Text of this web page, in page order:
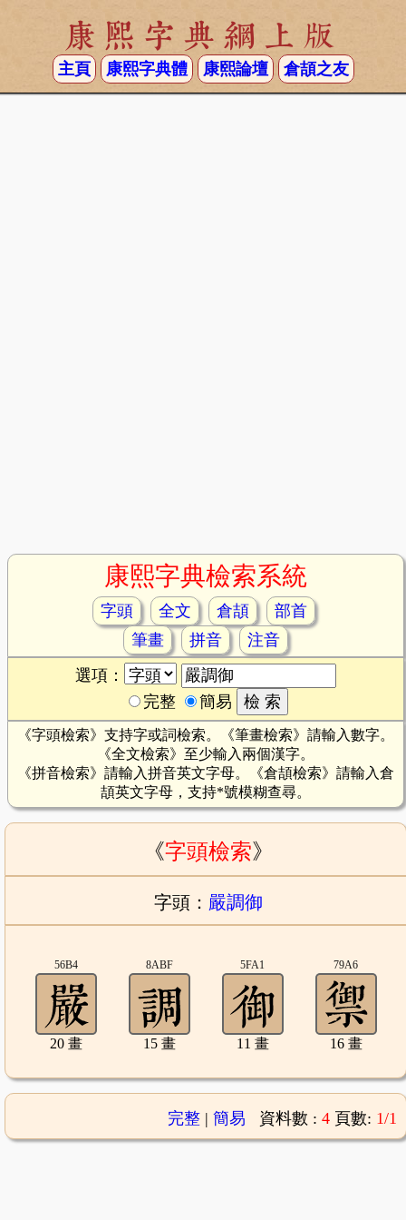
康熙字典網上版
主頁 康熙字典體 康熙論壇 倉頡之友
康熙字典檢索系統
字頭 全文 倉頡
部首
筆畫
拼音
注音
選項：
完整
簡易
《字頭檢索》支持字或詞檢索。《筆畫檢索》請輸入數字。
《全文檢索》至少輸入兩個漢字。
《拼音檢索》請輸入拼音英文字母。《倉頡檢索》請輸入倉
頡英文字母，支持*號模糊查尋。
《字頭檢索》
字頭： 嚴調御
56B4
20 畫
8ABF
15 畫
5FA1
11 畫
79A6
16 畫
完整| 簡易 資料數 : 4 頁數: 1/1